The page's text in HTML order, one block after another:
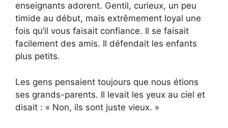
enseignants adorent. Gentil, curieux, un peu
timide au début, mais extrêmement loyal une
fois qu’il vous faisait confiance. Il se faisait
facilement des amis. Il défendait les enfants
plus petits.
Les gens pensaient toujours que nous étions
ses grands-parents. Il levait les yeux au ciel et
disait : « Non, ils sont juste vieux. »